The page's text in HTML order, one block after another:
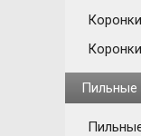
Пильные